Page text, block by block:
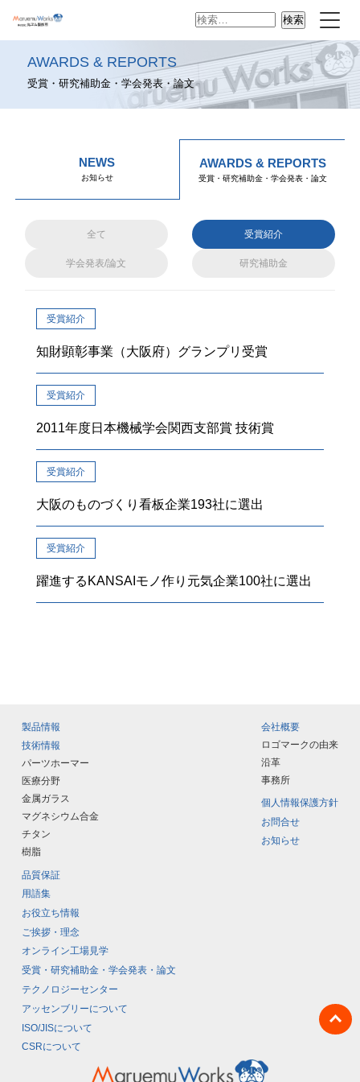
検
AWARDS & REPORTS
受賞・研究補助金・学会発表・論文
NEWS
お知らせ
AWARDS & REPORTS
受賞・研究補助金・学会発表・論文
全て 受賞紹介
学会発表/論文 研究補助金
受賞紹介
知財顕彰事業（大阪府）グランプリ受賞
受賞紹介
2011年度日本機械学会関西支部賞 技術賞
受賞紹介
大阪のものづくり看板企業193社に選出
受賞紹介
躍進するKANSAIモノ作り元気企業100社に選出
製品情報
技術情報
パーツホーマー
医療分野
金属ガラス
マグネシウム合金
チタン
樹脂
品質保証
用語集
お役立ち情報
会社概要
ロゴマークの由来
沿革
事務所
個人情報保護方針
お問合せ
お知らせ
ご挨拶・理念
オンライン工場見学
受賞・研究補助金・学会発表・論文
テクノロジーセンター
アッセンブリーについて
ISO/JISについて
CSRについて